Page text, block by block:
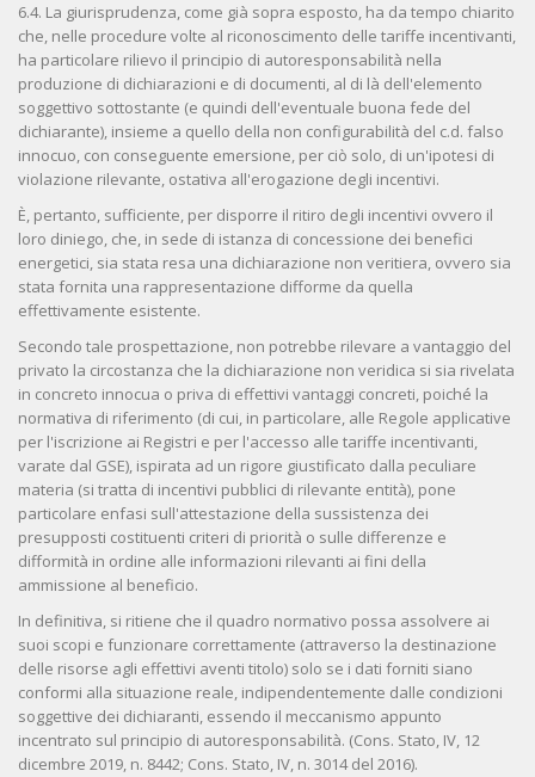
6.4. La giurisprudenza, come già sopra esposto, ha da tempo chiarito
che, nelle procedure volte al riconoscimento delle tariffe incentivanti,
ha particolare rilievo il principio di autoresponsabilità nella
produzione di dichiarazioni e di documenti, al di là dell'elemento
soggettivo sottostante (e quindi dell'eventuale buona fede del
dichiarante), insieme a quello della non configurabilità del c.d. falso
innocuo, con conseguente emersione, per ciò solo, di un'ipotesi di
violazione rilevante, ostativa all'erogazione degli incentivi.
È, pertanto, sufficiente, per disporre il ritiro degli incentivi ovvero il
loro diniego, che, in sede di istanza di concessione dei benefici
energetici, sia stata resa una dichiarazione non veritiera, ovvero sia
stata fornita una rappresentazione difforme da quella
effettivamente esistente.
Secondo tale prospettazione, non potrebbe rilevare a vantaggio del
privato la circostanza che la dichiarazione non veridica si sia rivelata
in concreto innocua o priva di effettivi vantaggi concreti, poiché la
normativa di riferimento (di cui, in particolare, alle Regole applicative
per l'iscrizione ai Registri e per l'accesso alle tariffe incentivanti,
varate dal GSE), ispirata ad un rigore giustificato dalla peculiare
materia (si tratta di incentivi pubblici di rilevante entità), pone
particolare enfasi sull'attestazione della sussistenza dei
presupposti costituenti criteri di priorità o sulle differenze e
difformità in ordine alle informazioni rilevanti ai fini della
ammissione al beneficio.
In definitiva, si ritiene che il quadro normativo possa assolvere ai
suoi scopi e funzionare correttamente (attraverso la destinazione
delle risorse agli effettivi aventi titolo) solo se i dati forniti siano
conformi alla situazione reale, indipendentemente dalle condizioni
soggettive dei dichiaranti, essendo il meccanismo appunto
incentrato sul principio di autoresponsabilità. (Cons. Stato, IV, 12
dicembre 2019, n. 8442; Cons. Stato, IV, n. 3014 del 2016).